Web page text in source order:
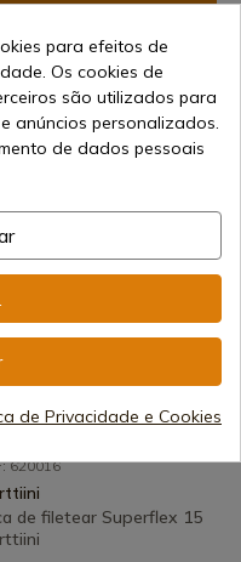
Ver produto
167015
Faca Deluxe Classic
stock - Envio imediato
Ver produto
620016
de filetear Superflex 15
para efeitos de
Os cookies de
são utilizados para
anúncios personalizados.
de dados pessoais
de Privacidade e Cookies